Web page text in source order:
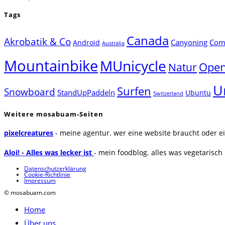
Tags
Akrobatik & Co Android Australia Canada Canyoning
MountainbikeMUnicycle Natur
Snowboard StandUpPaddeln Surfen Switzerland Ubuntu
Weitere mosabuam-Seiten
pixelcreatures - meine agentur. wer eine website braucht oder
Aloi! - Alles was lecker ist - mein foodblog. alles was
Datenschutzerklärung
Cookie-Richtlinie
Impressum
© mosabuam.com
Home
Über uns